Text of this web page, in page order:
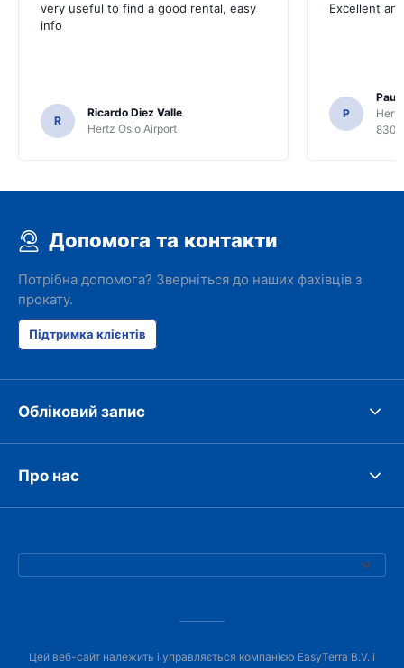
very useful to find a good rental, easy
info
R
Ricardo Diez Valle
Hertz Oslo Airport
Excellent
P
Paul
8300
Допомога та контакти
Потрібна допомога? Зверніться до наших фахівців з
прокату.
Підтримка клієнтів
Обліковий запис
Про нас
Цей веб-сайт належить і управляється компанією EasyTerra B.V. і